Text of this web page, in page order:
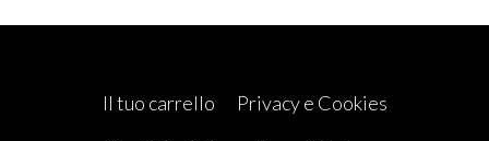
Il tuo carrello
Privacy e Cookies